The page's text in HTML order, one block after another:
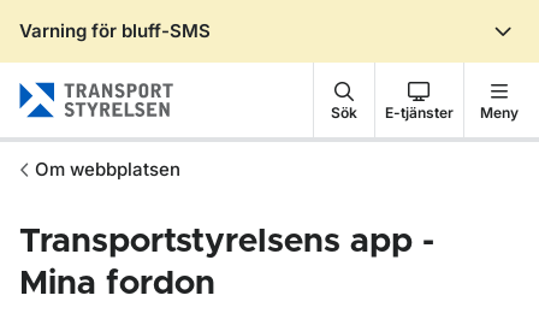
Varning för bluff-SMS
Sök E-tjänster Meny
Om webbplatsen
Transportstyrelsens app -
Mina fordon